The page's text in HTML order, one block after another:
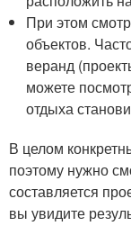
При этом
объектов.
веранд
можете
отдыха
В целом
поэтому нужно
составляется
вы увидите